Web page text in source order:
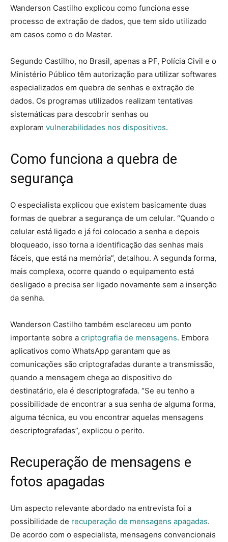
Wanderson Castilho explicou como funciona esse
processo de extração de dados, que tem sido utilizado
em casos como o do Master.
Segundo Castilho, no Brasil, apenas a PF, Polícia Civil e o
Ministério Público têm autorização para utilizar softwares
especializados em quebra de senhas e extração de
dados. Os programas utilizados realizam tentativas
sistemáticas para descobrir senhas ou
exploram vulnerabilidades nos dispositivos.
Como funciona a quebra de
segurança
O especialista explicou que existem basicamente duas
formas de quebrar a segurança de um celular. “Quando o
celular está ligado e já foi colocado a senha e depois
bloqueado, isso torna a identificação das senhas mais
fáceis, que está na memória”, detalhou. A segunda forma,
mais complexa, ocorre quando o equipamento está
desligado e precisa ser ligado novamente sem a inserção
da senha.
Wanderson Castilho também esclareceu um ponto
importante sobre a criptografia de mensagens. Embora
aplicativos como WhatsApp garantam que as
comunicações são criptografadas durante a transmissão,
quando a mensagem chega ao dispositivo do
destinatário, ela é descriptografada. “Se eu tenho a
possibilidade de encontrar a sua senha de alguma forma,
alguma técnica, eu vou encontrar aquelas mensagens
descriptografadas”, explicou o perito.
Recuperação de mensagens e
fotos apagadas
Um aspecto relevante abordado na entrevista foi a
possibilidade de recuperação de mensagens apagadas.
De acordo com o especialista, mensagens convencionais